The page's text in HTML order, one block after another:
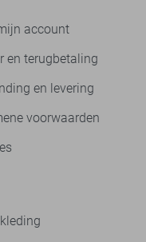
account
en terugbetaling
en levering
voorwaarden